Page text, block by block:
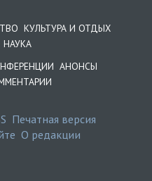
КУЛЬТУРА И ОТДЫХ
НАУКА
АНОНСЫ
Печатная версия
О редакции